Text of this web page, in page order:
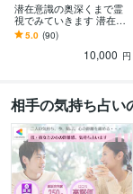
潜在意識の奥深くまで霊
視でみていきます 潜在意
識の思い込みを外すこと
で悩みから解放していき
5.0 (90)
10,000 円
相手の気持ち占い